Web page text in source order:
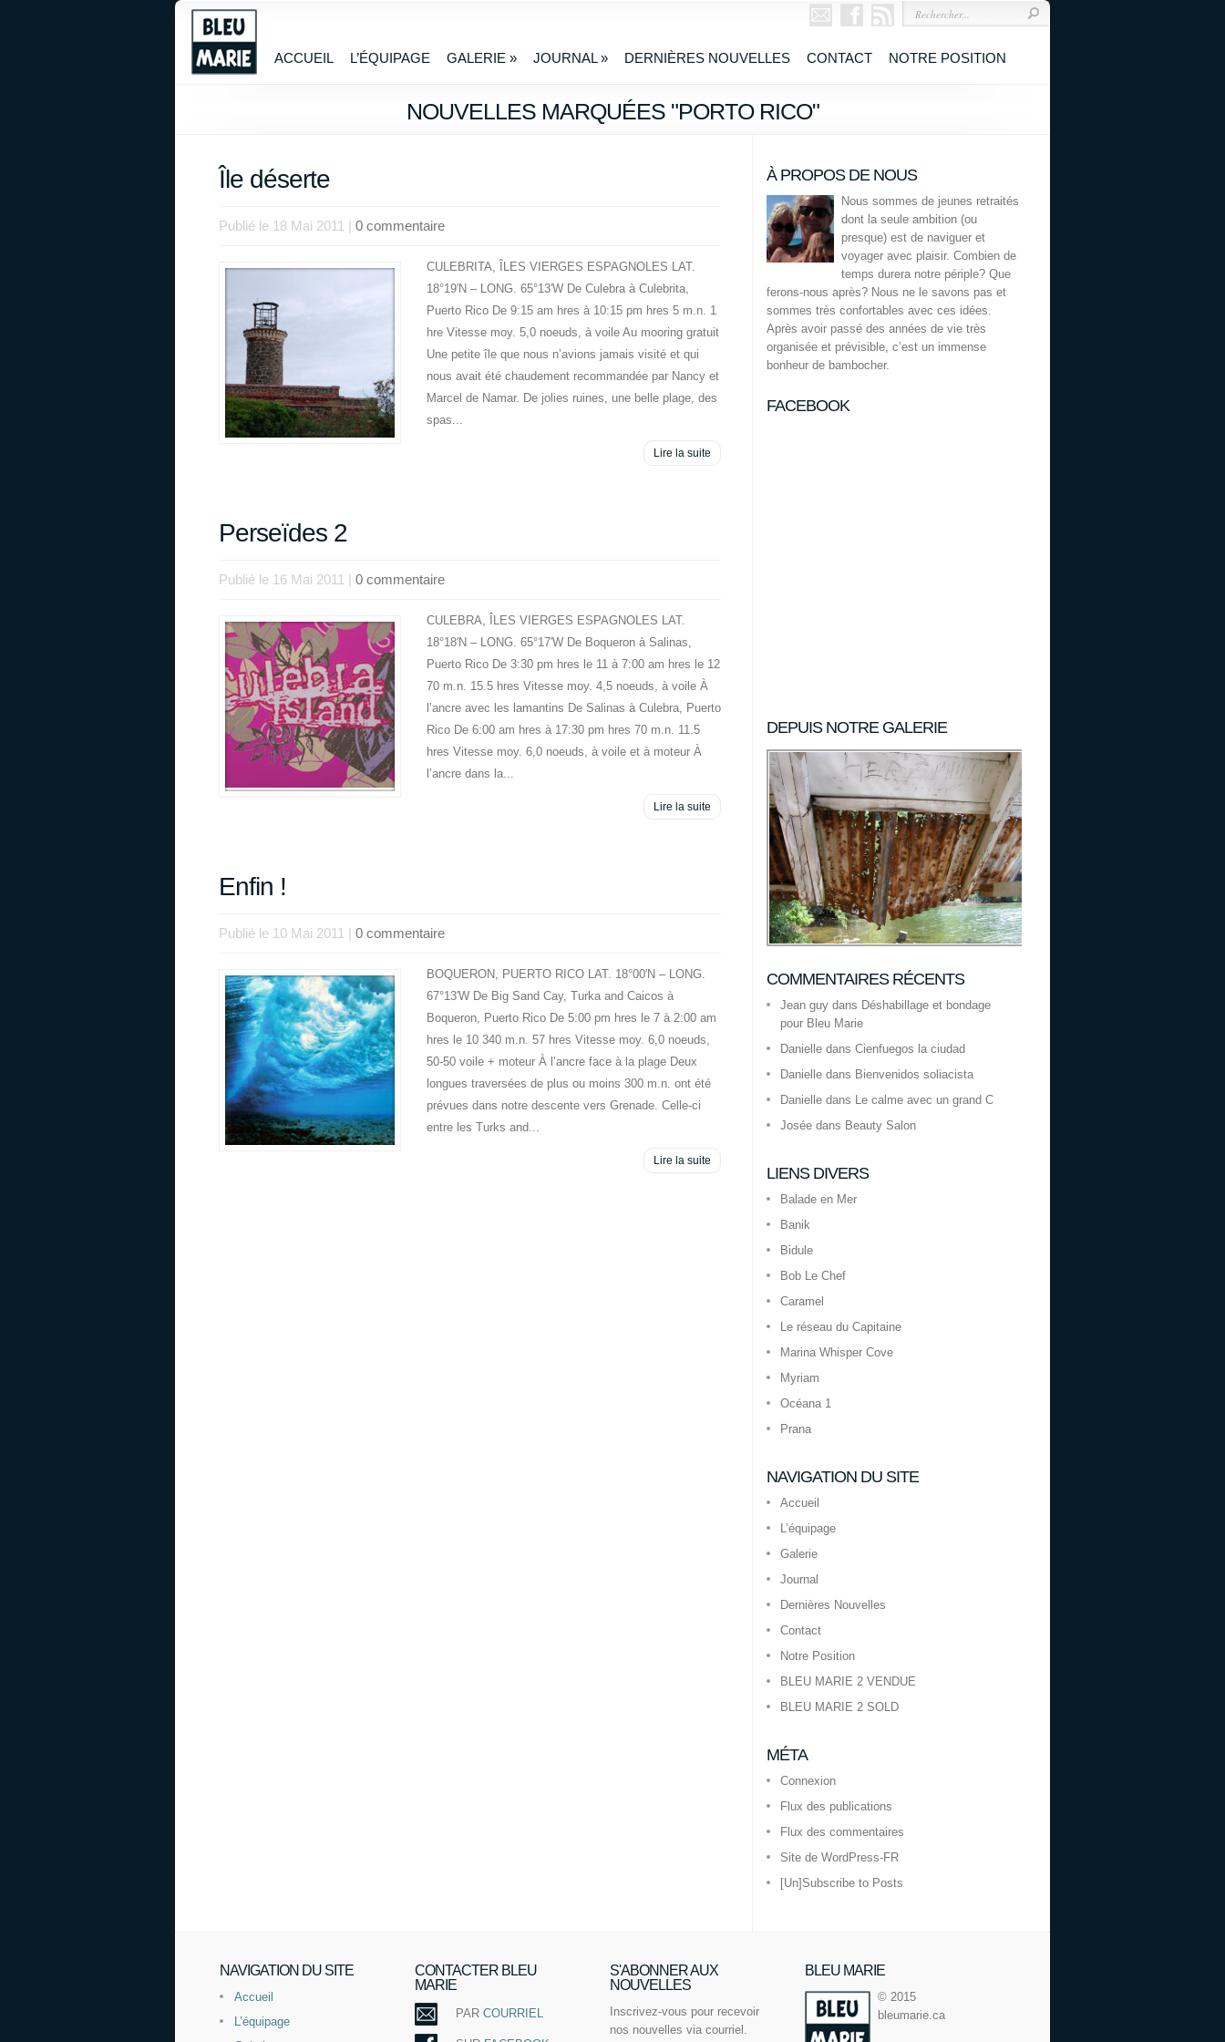
ACCUEIL L’ÉQUIPAGE GALERIE » JOURNAL» DERNIÈRES NOUVELLES CONTACT NOTRE POSITION
NOUVELLES MARQUÉES "PORTO RICO"
Île déserte
Publié le 18 Mai 2011 | 0 commentaire
CULEBRITA, ÎLES VIERGES ESPAGNOLES LAT.
18°19′N – LONG. 65°13′W De Culebra à Culebrita,
Puerto Rico De 9:15 am hres à 10:15 pm hres 5 m.n. 1
hre Vitesse moy. 5,0 noeuds, à voile Au mooring gratuit
Une petite île que nous n’avions jamais visité et qui
nous avait été chaudement recommandée par Nancy et
Marcel de Namar. De jolies ruines, une belle plage, des
spas...
Lire la suite
Perseïdes 2
Publié le 16 Mai 2011 | 0 commentaire
CULEBRA, ÎLES VIERGES ESPAGNOLES LAT.
18°18′N – LONG. 65°17′W De Boqueron à Salinas,
Puerto Rico De 3:30 pm hres le 11 à 7:00 am hres le 12
70 m.n. 15.5 hres Vitesse moy. 4,5 noeuds, à voile À
l’ancre avec les lamantins De Salinas à Culebra, Puerto
Rico De 6:00 am hres à 17:30 pm hres 70 m.n. 11.5
hres Vitesse moy. 6,0 noeuds, à voile et à moteur À
l’ancre dans la...
Lire la suite
Enfin !
Publié le 10 Mai 2011 | 0 commentaire
BOQUERON, PUERTO RICO LAT. 18°00′N – LONG.
67°13′W De Big Sand Cay, Turka and Caicos à
Boqueron, Puerto Rico De 5:00 pm hres le 7 à 2:00 am
hres le 10 340 m.n. 57 hres Vitesse moy. 6,0 noeuds,
50-50 voile + moteur À l’ancre face à la plage Deux
longues traversées de plus ou moins 300 m.n. ont été
prévues dans notre descente vers Grenade. Celle-ci
entre les Turks and...
Lire la suite
À PROPOS DE NOUS
Nous sommes de jeunes retraités
dont la seule ambition (ou
presque) est de naviguer et
voyager avec plaisir. Combien de
temps durera notre périple? Que
ferons-nous après? Nous ne le savons pas et
sommes très confortables avec ces idées.
Après avoir passé des années de vie très
organisée et prévisible, c’est un immense
bonheur de bambocher.
FACEBOOK
DEPUIS NOTRE GALERIE
COMMENTAIRES RÉCENTS
Jean guy dans Déshabillage et bondage
pour Bleu Marie
Danielle dans Cienfuegos la ciudad
Danielle dans Bienvenidos soliacista
Danielle dans Le calme avec un grand C
Josée dans Beauty Salon
LIENS DIVERS
Balade en Mer
Banik
Bidule
Bob Le Chef
Caramel
Le réseau du Capitaine
Marina Whisper Cove
Myriam
Océana 1
Prana
NAVIGATION DU SITE
Accueil
L’équipage
Galerie
Journal
Dernières Nouvelles
Contact
Notre Position
BLEU MARIE 2 VENDUE
BLEU MARIE 2 SOLD
MÉTA
Connexion
Flux des publications
Flux des commentaires
Site de WordPress-FR
[Un]Subscribe to Posts
NAVIGATION DU SITE
Accueil
L’équipage
CONTACTER BLEU
MARIE
PAR COURRIEL
S'ABONNER AUX
NOUVELLES
Inscrivez-vous pour recevoir
nos nouvelles via courriel.
BLEU MARIE
© 2015
bleumarie.ca